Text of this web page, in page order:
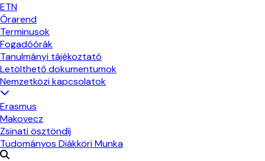
ETN
Órarend
Terminusok
Fogadóórák
Tanulmányi tájékoztató
Letölthető dokumentumok
Nemzetközi kapcsolatok
Erasmus
Makovecz
Zsinati ösztöndíj
Tudományos Diákköri Munka